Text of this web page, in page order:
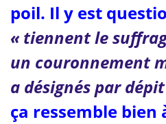
poil. Il y est
« tiennent le
un couronnement
a désignés par
ça ressemble bien